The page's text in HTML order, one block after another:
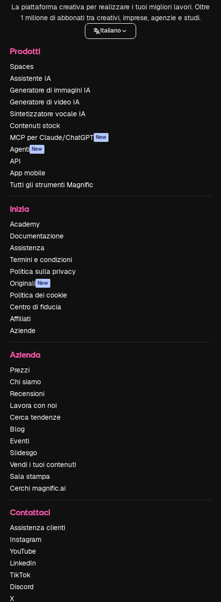
La piattaforma creativa per realizzare i tuoi migliori lavori. Oltre
1 milione di abbonati tra creativi, imprese, agenzie e studi.
Italiano
Prodotti
Spaces
Assistente IA
Generatore di immagini IA
Generatore di video IA
Sintetizzatore vocale IA
Contenuti stock
MCP per Claude/ChatGPT New
Agenti New
API
App mobile
Tutti gli strumenti Magnific
Inizia
Academy
Documentazione
Assistenza
Termini e condizioni
Politica sulla privacy
Originali New
Politica dei cookie
Centro di fiducia
Affiliati
Aziende
Azienda
Prezzi
Chi siamo
Recensioni
Lavora con noi
Cerca tendenze
Blog
Eventi
Slidesgo
Vendi i tuoi contenuti
Sala stampa
Cerchi magnific.ai
Contattaci
Assistenza clienti
Instagram
YouTube
LinkedIn
TikTok
Discord
X